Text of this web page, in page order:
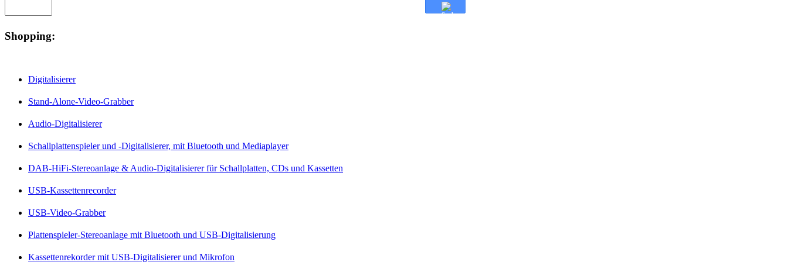
Shopping:
Digitalisierer
Stand-Alone-Video-Grabber
Audio-Digitalisierer
Schallplattenspieler und -Digitalisierer, mit Bluetooth und Mediaplayer
DAB-HiFi-Stereoanlage & Audio-Digitalisierer für Schallplatten, CDs und Kassetten
USB-Kassettenrecorder
USB-Video-Grabber
Plattenspieler-Stereoanlage mit Bluetooth und USB-Digitalisierung
Kassettenrekorder mit USB-Digitalisierer und Mikrofon